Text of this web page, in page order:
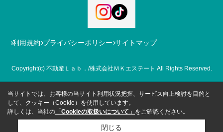
利用規約 プライバシーポリシー サイトマップ
Copyright(c) 不動産Ｌａｂ．/株式会社ＭＫエステート All Rights Reserved.
当サイトでは、お客様の当サイト利用状況把握、サービス向上検討を目的と
して、クッキー（Cookie）を使用しています。
詳しくは、当社の 「Cookieの取扱いについて」 をご確認ください。
閉じる